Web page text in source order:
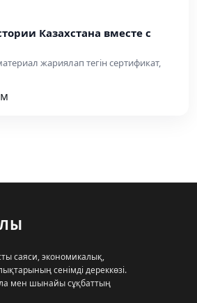
Казахстана вместе с
жариялап тегін сертификат,
саяси, экономикалық,
сенімді дереккөзі.
мен шынайы сұқбаттың